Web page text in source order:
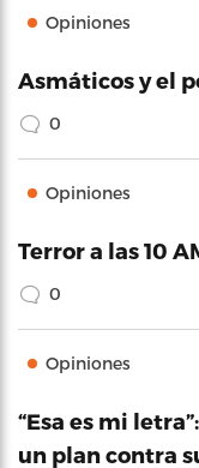
Opiniones
Asmáticos y el
0
Opiniones
Terror a las 10
0
Opiniones
“Esa es mi
un plan contra